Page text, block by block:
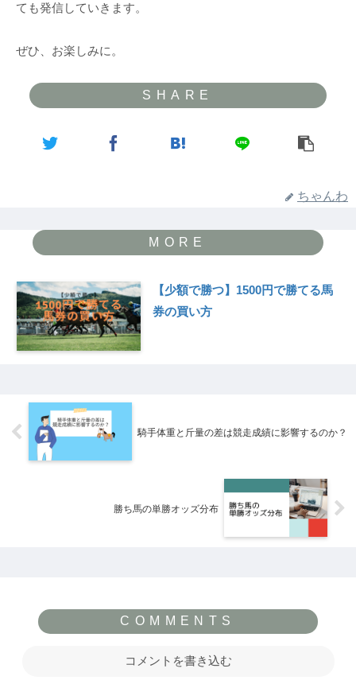
ても発信していきます。
ぜひ、お楽しみに。
ちゃんわ
【少額で勝つ】1500円で勝てる馬
券の買い方
騎手体重と斤量の差は競走成績に影響するのか？
勝ち馬の単勝オッズ分布
コメントを書き込む